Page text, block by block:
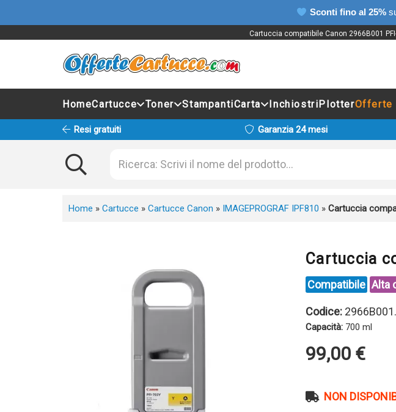
Sconti fino al 25%
Cartuccia compatibile Canon 2966B001
HomeCartucce Toner StampantiCarta InchiostriPlotterOfferte
Resi gratuiti Garanzia 24 mesi
Home » Cartucce » Cartucce Canon » IMAGEPROGRAF IPF810 » Cartuccia
Cartuccia
Compatibile Alta
Codice:
Capacità: 700 ml
99,00 €
NON